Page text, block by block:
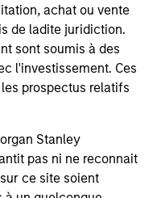
achat ou vente
de ladite juridiction.
sont soumis à des
l'investissement. Ces
prospectus relatifs
Stanley
pas ni ne reconnait
ce site soient